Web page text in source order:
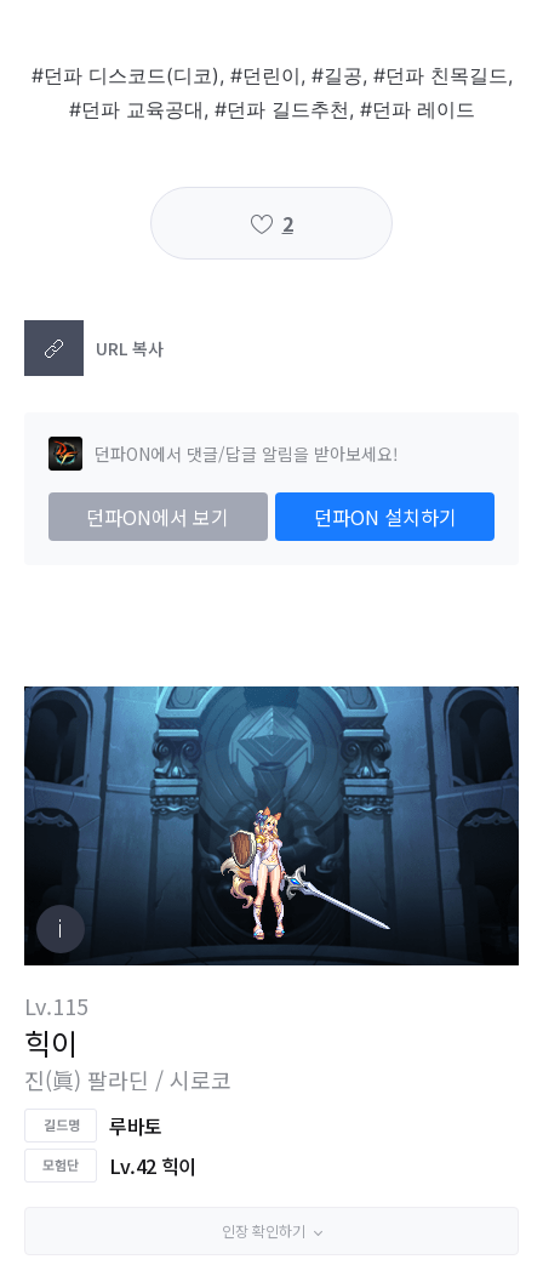
#던파 디스코드(디코), #던린이, #길공, #던파 친목길드,
#던파 교육공대, #던파 길드추천, #던파 레이드
2
URL 복사
던파ON에서 댓글/답글 알림을 받아보세요!
던파ON에서 보기 던파ON 설치하기
Lv.115
힉이
진(眞) 팔라딘 / 시로코
루바토
Lv.42 힉이
인장 확인하기